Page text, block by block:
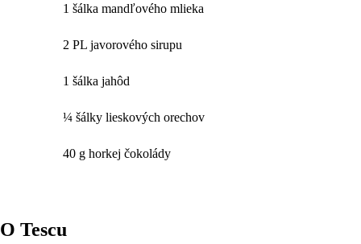
1 šálka mandľového mlieka
2 PL javorového sirupu
1 šálka jahôd
¼ šálky lieskových orechov
40 g horkej čokolády
O Tescu